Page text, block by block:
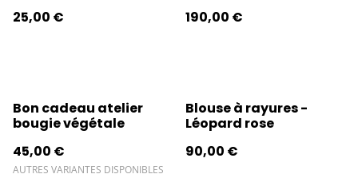
25,00 €
190,00 €
Bon cadeau atelier
bougie végétale
45,00 €
AUTRES VARIANTES DISPONIBLES
Blouse à rayures -
Léopard rose
90,00 €